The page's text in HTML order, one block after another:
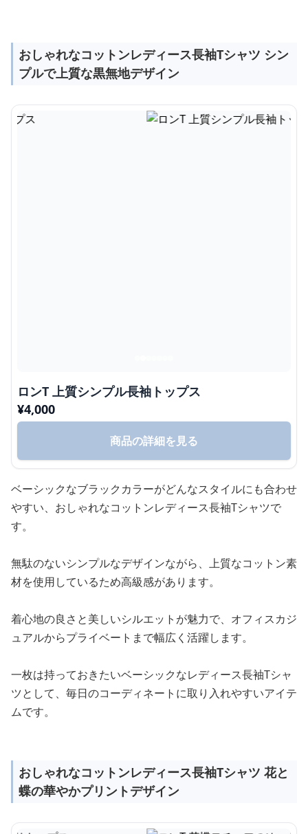
おしゃれなコットンレディース長袖Tシャツ シン
プルで上質な黒無地デザイン
ロンT 上質シンプル長袖トップス
¥4,000
商品の詳細を見る
ベーシックなブラックカラーがどんなスタイルにも合わせ
やすい、おしゃれなコットンレディース長袖Tシャツで
す。
無駄のないシンプルなデザインながら、上質なコットン素
材を使用しているため高級感があります。
着心地の良さと美しいシルエットが魅力で、オフィスカジ
ュアルからプライベートまで幅広く活躍します。
一枚は持っておきたいベーシックなレディース長袖Tシャ
ツとして、毎日のコーディネートに取り入れやすいアイテ
ムです。
おしゃれなコットンレディース長袖Tシャツ 花と
蝶の華やかプリントデザイン